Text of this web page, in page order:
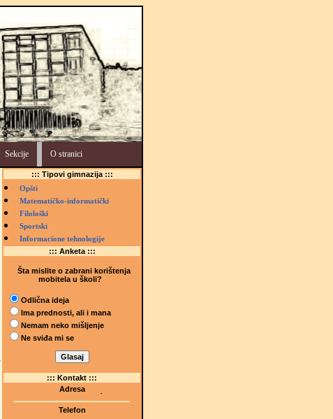
Sekcije O stranici
::: Tipovi gimnazija :::
Opšti
Matematičko-informatički
Filološki
Sportski
Informacione tehnologije
::: Anketa :::
Šta mislite o zabrani korištenja
mobitela u školi?
Odlična ideja
Ima prednosti, ali i mana
Nemam neko mišljenje
Ne sviđa mi se
::: Kontakt :::
Adresa
(Šetalište I.G. Kovačića 1)
75000 Tuzla, BiH
Telefon